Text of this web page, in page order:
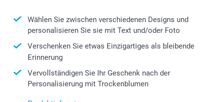
Wählen Sie zwischen verschiedenen Designs und
personalisieren Sie sie mit Text und/oder Foto
Verschenken Sie etwas Einzigartiges als bleibende
Erinnerung
Vervollständigen Sie Ihr Geschenk nach der
Personalisierung mit Trockenblumen